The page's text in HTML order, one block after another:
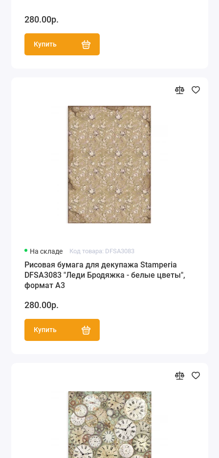
280.00р.
Купить
На складе Код товара: DFSA3083
Рисовая бумага для декупажа Stamperia
DFSA3083 "Леди Бродяжка - белые цветы",
формат А3
280.00р.
Купить